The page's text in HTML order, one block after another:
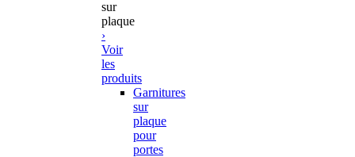
sur
plaque
›
Voir
les
produits
Garnitures
sur
plaque
pour
portes